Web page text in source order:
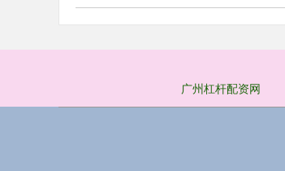
广州杠杆配资网